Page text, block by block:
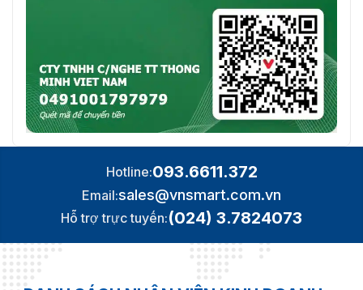
Hotline:093.6611.372
Email:sales@vnsmart.com.vn
Hỗ trợ trực tuyến:(024) 3.7824073